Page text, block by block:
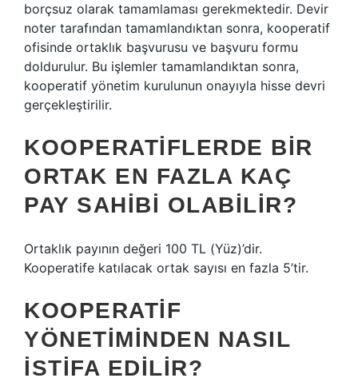
borçsuz olarak tamamlaması gerekmektedir. Devir
noter tarafından tamamlandıktan sonra, kooperatif
ofisinde ortaklık başvurusu ve başvuru formu
doldurulur. Bu işlemler tamamlandıktan sonra,
kooperatif yönetim kurulunun onayıyla hisse devri
gerçekleştirilir.
KOOPERATIFLERDE BIR
ORTAK EN FAZLA KAÇ
PAY SAHIBI OLABILIR?
Ortaklık payının değeri 100 TL (Yüz)’dir.
Kooperatife katılacak ortak sayısı en fazla 5’tir.
KOOPERATIF
YÖNETIMINDEN NASIL
ISTIFA EDILIR?